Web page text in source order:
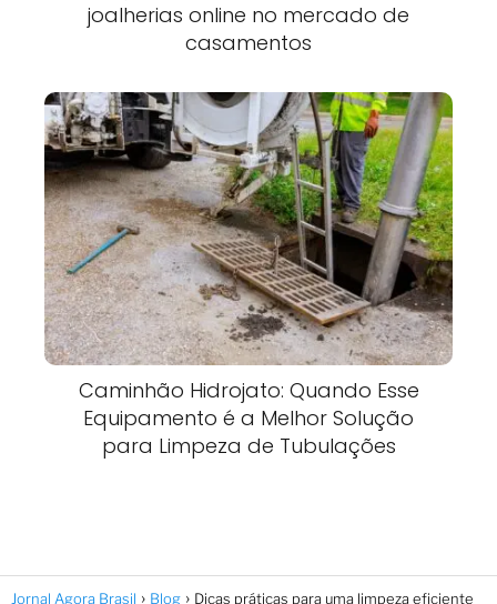
joalherias online no mercado de
casamentos
Caminhão Hidrojato: Quando Esse
Equipamento é a Melhor Solução
para Limpeza de Tubulações
Jornal Agora Brasil Blog Dicas práticas para uma limpeza eficiente